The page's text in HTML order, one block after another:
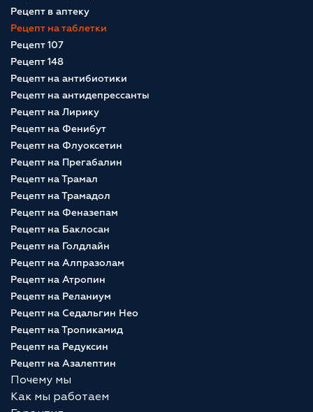
Рецепт в аптеку
Рецепт на таблетки
Рецепт 107
Рецепт 148
Рецепт на антибиотики
Рецепт на антидепрессанты
Рецепт на Лирику
Рецепт на Фенибут
Рецепт на Флуоксетин
Рецепт на Прегабалин
Рецепт на Трамал
Рецепт на Трамадол
Рецепт на Феназепам
Рецепт на Баклосан
Рецепт на Голдлайн
Рецепт на Алпразолам
Рецепт на Атропин
Рецепт на Реланиум
Рецепт на Седальгин Нео
Рецепт на Тропикамид
Рецепт на Редуксин
Рецепт на Азалептин
Почему мы
Как мы работаем